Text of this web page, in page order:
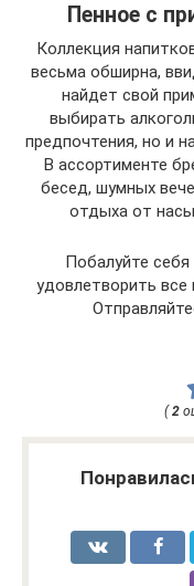
Пенное с
Коллекция
весьма обширна,
найдет свой
выбирать
предпочтения, но и
В ассортименте
бесед, шумных
отдыха от
Побалуйте
удовлетворить все
( 2